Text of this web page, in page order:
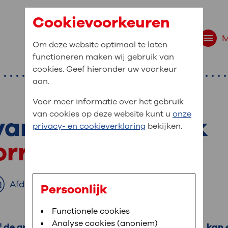
navigatie
bent u naar op
Bloedafname,MijnOLVG,Digitalisering
medische gegevens
In MijnOLVG kunt u uw medische
het u uitkomt. OLVG breidt MijnOLVG
de onderkaak
Afdrukken
Cookievoorkeuren
Om deze website optimaal te laten
functioneren maken wij gebruik van
cookies. Geef hieronder uw voorkeur
aan.
Voor meer informatie over het gebruik
van cookies op deze website kunt u onze
privacy- en cookieverklaring bekijken.
Persoonlijk
Functionele cookies
Analyse cookies (anoniem)